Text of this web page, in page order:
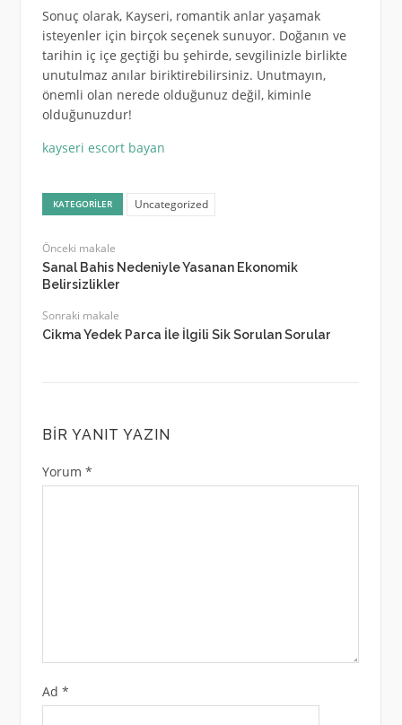
Sonuç olarak, Kayseri, romantik anlar yaşamak
isteyenler için birçok seçenek sunuyor. Doğanın ve
tarihin iç içe geçtiği bu şehirde, sevgilinizle birlikte
unutulmaz anılar biriktirebilirsiniz. Unutmayın,
önemli olan nerede olduğunuz değil, kiminle
olduğunuzdur!
kayseri escort bayan
KATEGORILER Uncategorized
Önceki makale
Sanal Bahis Nedeniyle Yasanan Ekonomik
Belirsizlikler
Sonraki makale
Cikma Yedek Parca İle İlgili Sik Sorulan Sorular
BIR YANIT YAZIN
Yorum *
Ad *